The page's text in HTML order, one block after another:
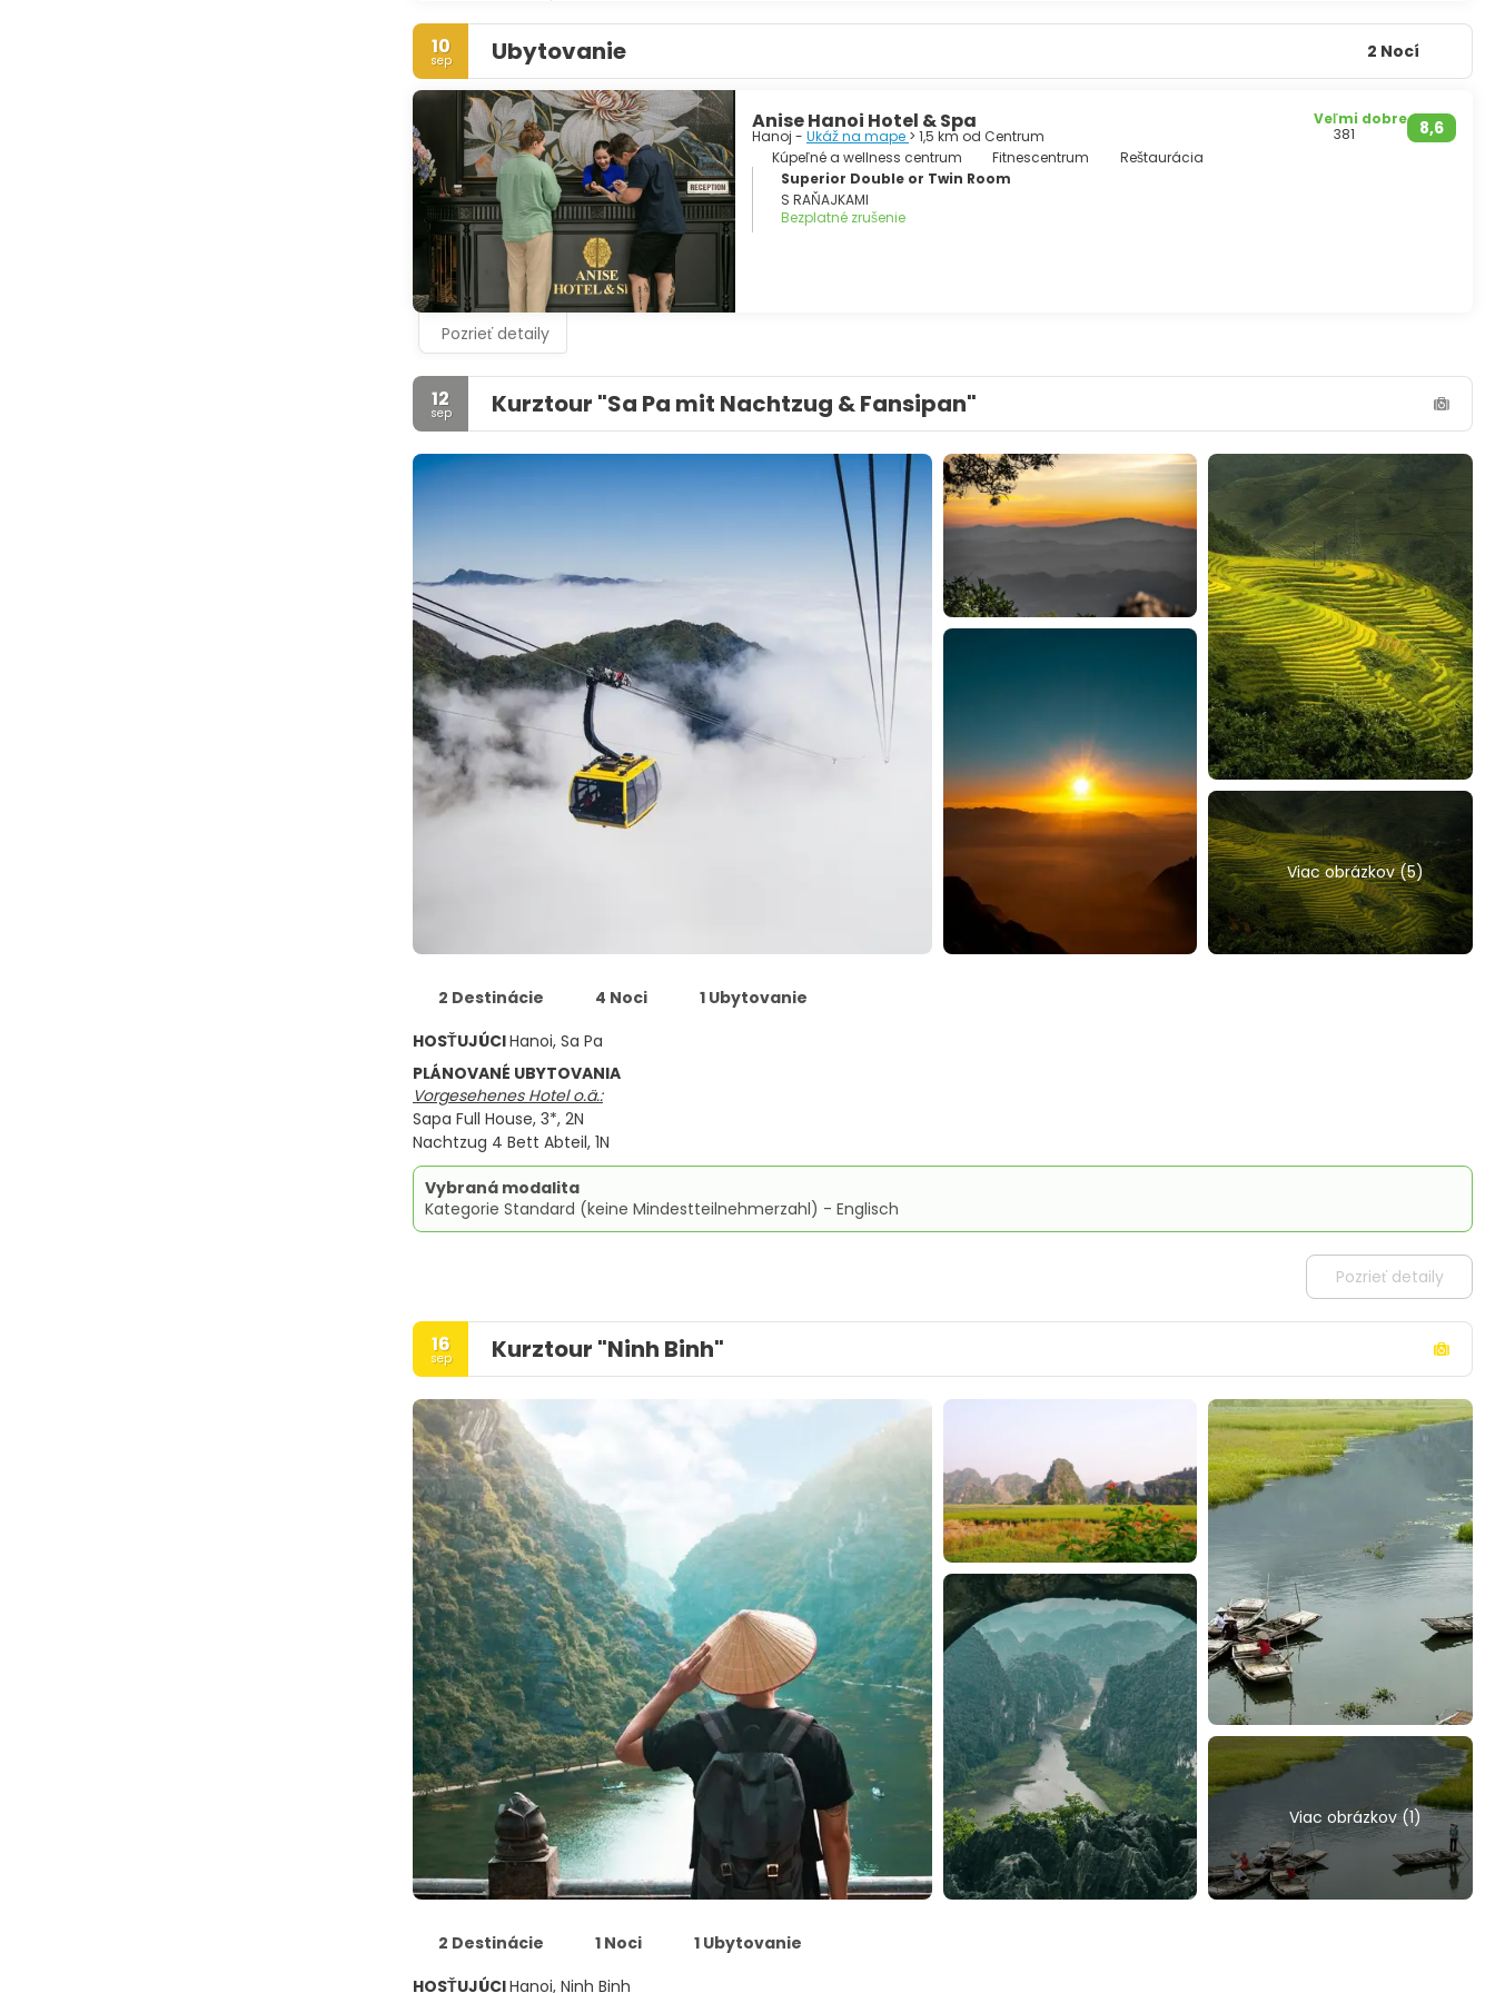
10
sep Ubytovanie 2 Nocí
Anise Hanoi Hotel & Spa
Hanoj - Ukáž na mape > 1,5 km od Centrum 8,6
Veľmi dobre
381
Kúpeľné a wellness centrum
Fitnescentrum
Reštaurácia
Superior Double or Twin Room
S RAŇAJKAMI
Bezplatné zrušenie
Pozrieť detaily
12
sep Kurztour "Sa Pa mit Nachtzug & Fansipan"
Viac obrázkov (5)
2 Destinácie 4 Noci
1 Ubytovanie
HOSŤUJÚCIHanoi, Sa Pa
PLÁNOVANÉ UBYTOVANIA
Vorgesehenes Hotel o.ä.:
Sapa Full House, 3*, 2N
Nachtzug 4 Bett Abteil, 1N
Vybraná modalita
Kategorie Standard (keine Mindestteilnehmerzahl) - Englisch
Pozrieť detaily
16
sep Kurztour "Ninh Binh"
Viac obrázkov (1)
2 Destinácie 1 Noci
1 Ubytovanie
HOSŤUJÚCIHanoi, Ninh Binh